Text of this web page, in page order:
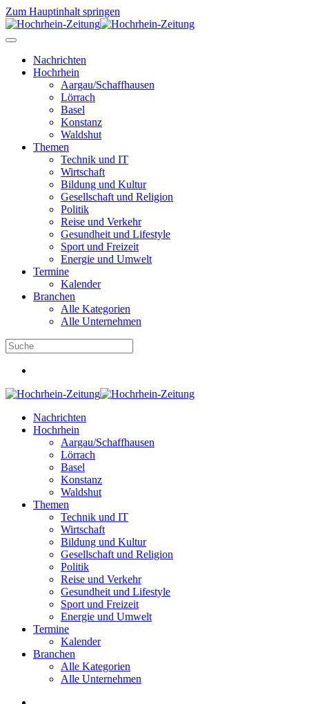
Zum Hauptinhalt springen
Nachrichten
Hochrhein
Aargau/Schaffhausen
Lörrach
Basel
Konstanz
Waldshut
Themen
Technik und IT
Wirtschaft
Bildung und Kultur
Gesellschaft und Religion
Politik
Reise und Verkehr
Gesundheit und Lifestyle
Sport und Freizeit
Energie und Umwelt
Termine
Kalender
Branchen
Alle Kategorien
Alle Unternehmen
Nachrichten
Hochrhein
Aargau/Schaffhausen
Lörrach
Basel
Konstanz
Waldshut
Themen
Technik und IT
Wirtschaft
Bildung und Kultur
Gesellschaft und Religion
Politik
Reise und Verkehr
Gesundheit und Lifestyle
Sport und Freizeit
Energie und Umwelt
Termine
Kalender
Branchen
Alle Kategorien
Alle Unternehmen